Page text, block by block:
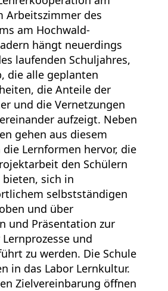
Arbeitszimmer des
am Hochwald-
hängt neuerdings
laufenden Schuljahres,
die alle geplanten
die Anteile der
und die Vernetzungen
aufzeigt. Neben
gehen aus diesem
Lernformen hervor, die
den Schülern
sich in
selbstständigen
und über
und Präsentation zur
und
zu werden. Die Schule
in das Labor Lernkultur.
Zielvereinbarung öffnen